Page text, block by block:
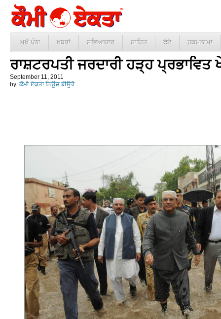
ਮੁਖੱ ਪੰਨਾ ਖ਼ਬਰਾਂ ਸਭਿਆਚਾਰ ਸਾਹਿਤ ਫੋਟੋ ਹੁਕਮਨਾਮਾ
ਰਾਸ਼ਟਰਪਤੀ ਜਰਦਾਰੀ ਹੜ੍ਹ ਪ੍ਰਭਾਵਿਤ
September 11, 2011
by: ਕੌਮੀ ਏਕਤਾ ਨਿਊਜ਼ ਬੀਊਰੋ